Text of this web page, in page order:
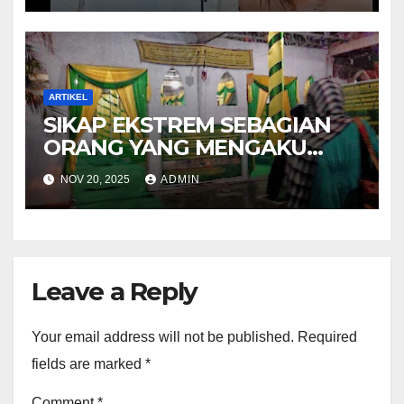
ARTIKEL
SIKAP EKSTREM SEBAGIAN
ORANG YANG MENGAKU
KETURUNAN NABI
NOV 20, 2025 ADMIN
Leave a Reply
Your email address will not be published. Required
fields are marked *